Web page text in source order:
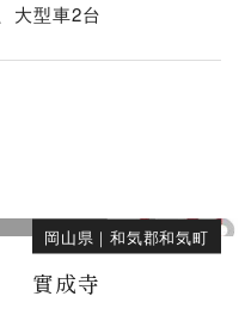
大型車2台
岡山県 ｜和気郡和気町
實成寺